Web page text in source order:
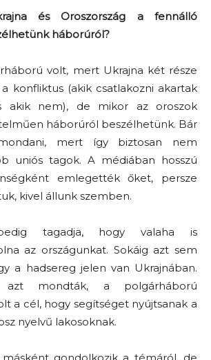
és Oroszország a fennálló
háborúról?
volt, mert Ukrajna két része
konfliktus (akik csatlakozni akartak
akik nem), de mikor az oroszok
háborúról beszélhetünk. Bár
mert így biztosan nem
uniós tagok. A médiában hosszú
emlegették őket, persze
kivel állunk szemben.
pedig tagadja, hogy valaha is
az országunkat. Sokáig azt sem
a hadsereg jelen van Ukrajnában.
mondták, a polgárháború
a cél, hogy segítséget nyújtsanak a
nyelvű lakosoknak.
gondolkozik a témáról, de